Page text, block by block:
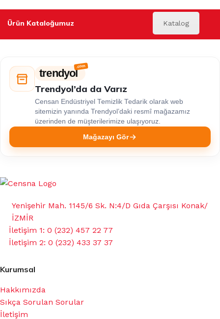
Ürün Kataloğumuz Katalog
trendyol
Trendyol’da da Varız
Censan Endüstriyel Temizlik Tedarik olarak web
sitemizin yanında Trendyol’daki resmî mağazamız
üzerinden de müşterilerimize ulaşıyoruz.
Mağazayı Gör
Yenişehir Mah. 1145/6 Sk. N:4/D Gıda Çarşısı Konak/
İZMİR
İletişim 1: 0 (232) 457 22 77
İletişim 2: 0 (232) 433 37 37
Kurumsal
Hakkımızda
Sıkça Sorulan Sorular
İletişim